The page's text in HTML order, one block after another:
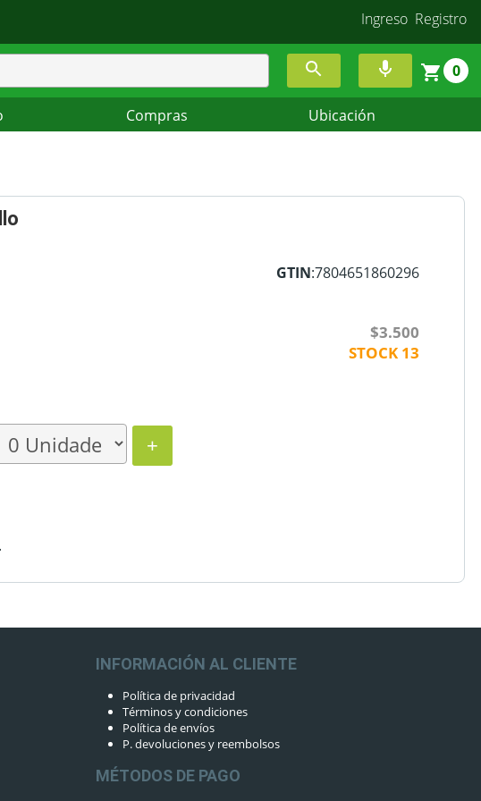
Ingreso Registro
0
Compras Ubicación
GTIN:7804651860296
$3.500
STOCK 13
+
INFORMACIÓN AL CLIENTE
Política de privacidad
Términos y condiciones
Política de envíos
P. devoluciones y reembolsos
MÉTODOS DE PAGO